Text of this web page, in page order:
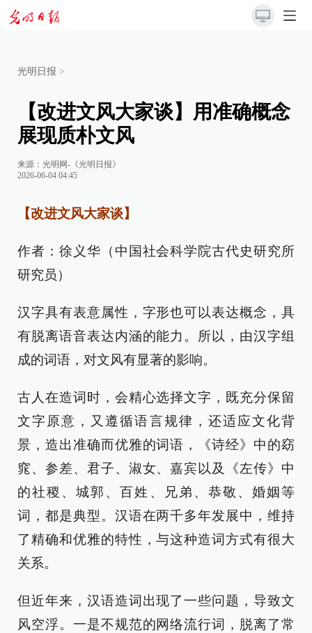
光明日报 >
【改进文风大家谈】用准确概念
展现质朴文风
来源： 光明网-《光明日报》
2026-06-04 04:45
【改进文风大家谈】
作者：徐义华（中国社会科学院古代史研究所
研究员）
汉字具有表意属性，字形也可以表达概念，具
有脱离语音表达内涵的能力。所以，由汉字组
成的词语，对文风有显著的影响。
古人在造词时，会精心选择文字，既充分保留
文字原意，又遵循语言规律，还适应文化背
景，造出准确而优雅的词语，《诗经》中的窈
窕、参差、君子、淑女、嘉宾以及《左传》中
的社稷、城郭、百姓、兄弟、恭敬、婚姻等
词，都是典型。汉语在两千多年发展中，维持
了精确和优雅的特性，与这种造词方式有很大
关系。
但近年来，汉语造词出现了一些问题，导致文
风空浮。一是不规范的网络流行词，脱离了常